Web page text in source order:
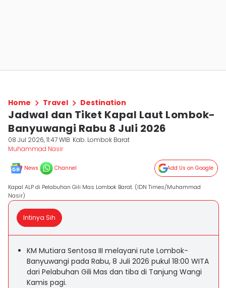
Home Travel Destination
Jadwal dan Tiket Kapal Laut Lombok-
Banyuwangi Rabu 8 Juli 2026
08 Jul 2026, 11:47 WIB Kab. Lombok Barat
Muhammad Nasir
News Channel Add Us on Google
Kapal ALP di Pelabuhan Gili Mas Lombok Barat. (IDN Times/Muhammad
Nasir)
Intinya Sih
KM Mutiara Sentosa III melayani rute Lombok-
Banyuwangi pada Rabu, 8 Juli 2026 pukul 18:00 WITA
dari Pelabuhan Gili Mas dan tiba di Tanjung Wangi
Kamis pagi.